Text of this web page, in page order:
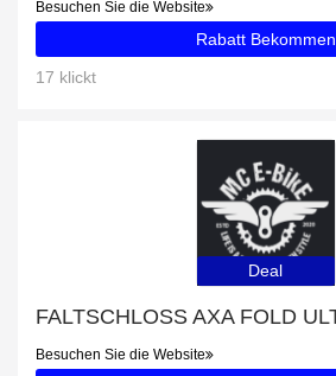
Besuchen Sie die Website
Rabatt Bekommen
17 klickt
Deal
Besuchen Sie die Website